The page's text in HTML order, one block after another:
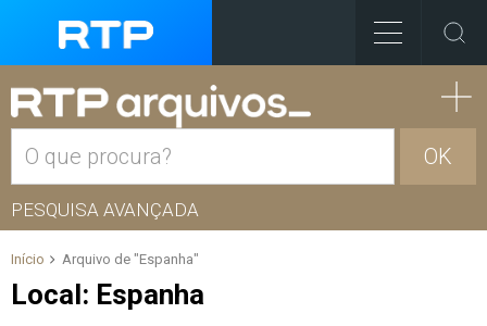
OK
PESQUISA AVANÇADA
Início Arquivo de "Espanha"
Local: Espanha